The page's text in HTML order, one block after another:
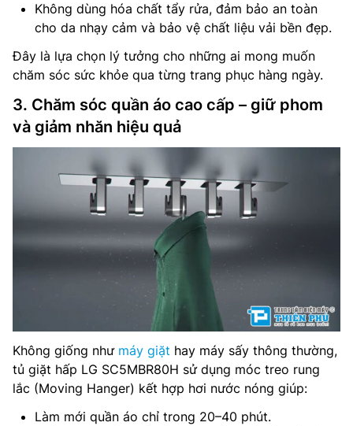
Không dùng hóa chất tẩy rửa, đảm bảo an toàn
cho da nhạy cảm và bảo vệ chất liệu vải bền đẹp.
Đây là lựa chọn lý tưởng cho những ai mong muốn
chăm sóc sức khỏe qua từng trang phục hàng ngày.
3. Chăm sóc quần áo cao cấp – giữ phom
và giảm nhăn hiệu quả
Không giống như máy giặt hay máy sấy thông thường,
tủ giặt hấp LG SC5MBR80H sử dụng móc treo rung
lắc (Moving Hanger) kết hợp hơi nước nóng giúp:
Làm mới quần áo chỉ trong 20–40 phút.